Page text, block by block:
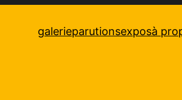
galerieparutionsexposà